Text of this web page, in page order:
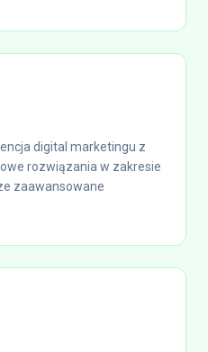
digital marketingu z
rozwiązania w zakresie
zaawansowane